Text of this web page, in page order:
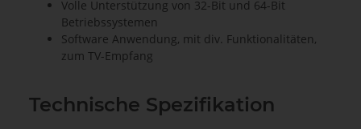
Volle Unterstützung von 32-Bit und 64-Bit
Betriebssystemen
Software Anwendung, mit div. Funktionalitäten,
zum TV-Empfang
Technische Spezifikation